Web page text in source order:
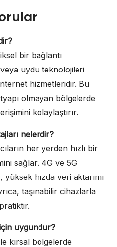
bir bağlantı
uydu teknolojileri
hizmetleridir. Bu
olmayan bölgelerde
kolaylaştırır.
nelerdir?
her yerden hızlı bir
sağlar. 4G ve 5G
hızda veri aktarımı
taşınabilir cihazlarla
uygundur?
kırsal bölgelerde